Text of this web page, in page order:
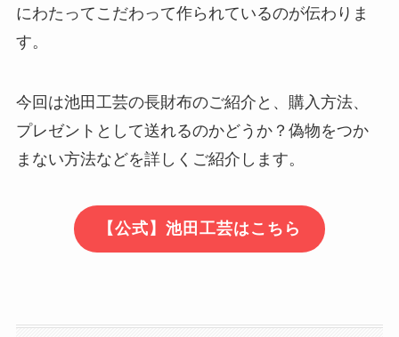
にわたってこだわって作られているのが伝わりま
す。
今回は池田工芸の長財布のご紹介と、購入方法、
プレゼントとして送れるのかどうか？偽物をつか
まない方法などを詳しくご紹介します。
【公式】池田工芸はこちら